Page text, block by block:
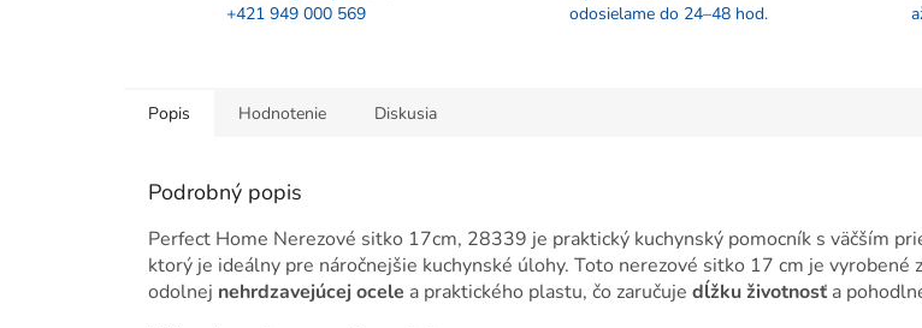
+421 949 000 569 odosielame do 24–48 hod.
Popis Hodnotenie Diskusia
Podrobný popis
Perfect Home Nerezové sitko 17cm, 28339 je praktický kuchynský pomocník s väčším
ktorý je ideálny pre náročnejšie kuchynské úlohy. Toto nerezové sitko 17 cm je vyrobené
odolnej nehrdzavejúcej ocele a praktického plastu, čo zaručuje dĺžku životnosť a